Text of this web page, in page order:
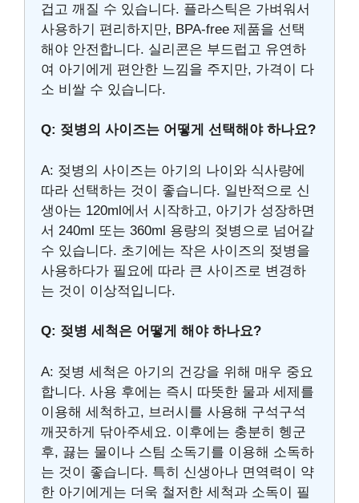
겁고 깨질 수 있습니다. 플라스틱은 가벼워서
사용하기 편리하지만, BPA-free 제품을 선택
해야 안전합니다. 실리콘은 부드럽고 유연하
여 아기에게 편안한 느낌을 주지만, 가격이 다
소 비쌀 수 있습니다.
Q: 젖병의 사이즈는 어떻게 선택해야 하나요?
A: 젖병의 사이즈는 아기의 나이와 식사량에
따라 선택하는 것이 좋습니다. 일반적으로 신
생아는 120ml에서 시작하고, 아기가 성장하면
서 240ml 또는 360ml 용량의 젖병으로 넘어갈
수 있습니다. 초기에는 작은 사이즈의 젖병을
사용하다가 필요에 따라 큰 사이즈로 변경하
는 것이 이상적입니다.
Q: 젖병 세척은 어떻게 해야 하나요?
A: 젖병 세척은 아기의 건강을 위해 매우 중요
합니다. 사용 후에는 즉시 따뜻한 물과 세제를
이용해 세척하고, 브러시를 사용해 구석구석
깨끗하게 닦아주세요. 이후에는 충분히 헹군
후, 끓는 물이나 스팀 소독기를 이용해 소독하
는 것이 좋습니다. 특히 신생아나 면역력이 약
한 아기에게는 더욱 철저한 세척과 소독이 필